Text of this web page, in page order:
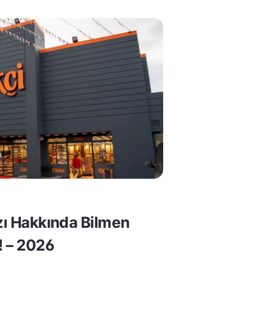
Hakkında Bilmen
– 2026